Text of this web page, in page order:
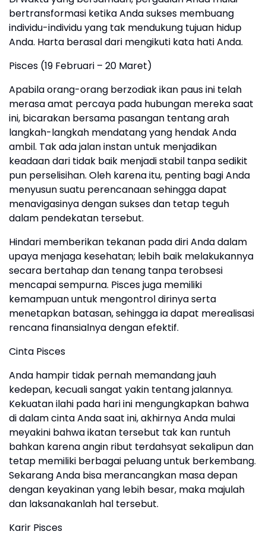
bertransformasi ketika Anda sukses membuang
individu-individu yang tak mendukung tujuan hidup
Anda. Harta berasal dari mengikuti kata hati Anda.
Pisces (19 Februari – 20 Maret)
Apabila orang-orang berzodiak ikan paus ini telah
merasa amat percaya pada hubungan mereka saat
ini, bicarakan bersama pasangan tentang arah
langkah-langkah mendatang yang hendak Anda
ambil. Tak ada jalan instan untuk menjadikan
keadaan dari tidak baik menjadi stabil tanpa sedikit
pun perselisihan. Oleh karena itu, penting bagi Anda
menyusun suatu perencanaan sehingga dapat
menavigasinya dengan sukses dan tetap teguh
dalam pendekatan tersebut.
Hindari memberikan tekanan pada diri Anda dalam
upaya menjaga kesehatan; lebih baik melakukannya
secara bertahap dan tenang tanpa terobsesi
mencapai sempurna. Pisces juga memiliki
kemampuan untuk mengontrol dirinya serta
menetapkan batasan, sehingga ia dapat merealisasi
rencana finansialnya dengan efektif.
Cinta Pisces
Anda hampir tidak pernah memandang jauh
kedepan, kecuali sangat yakin tentang jalannya.
Kekuatan ilahi pada hari ini mengungkapkan bahwa
di dalam cinta Anda saat ini, akhirnya Anda mulai
meyakini bahwa ikatan tersebut tak kan runtuh
bahkan karena angin ribut terdahsyat sekalipun dan
tetap memiliki berbagai peluang untuk berkembang.
Sekarang Anda bisa merancangkan masa depan
dengan keyakinan yang lebih besar, maka majulah
dan laksanakanlah hal tersebut.
Karir Pisces